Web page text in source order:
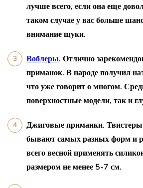
лучше всего, если она еще
таком случае у вас больше
внимание щуки.
Воблеры. Отлично
приманок. В народе получил
что уже говорит о многом.
поверхностные модели, так и
Джиговые приманки.
бывают самых разных форм и
всего весной применять
размером не менее 5-7 см.